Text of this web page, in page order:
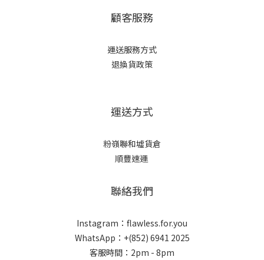
顧客服務
運送服務方式
退換貨政策
運送方式
粉嶺聯和墟貨倉
順豐速運
聯絡我們
Instagram：flawless.for.you
WhatsApp：+(852) 6941 2025
客服時間：2pm - 8pm